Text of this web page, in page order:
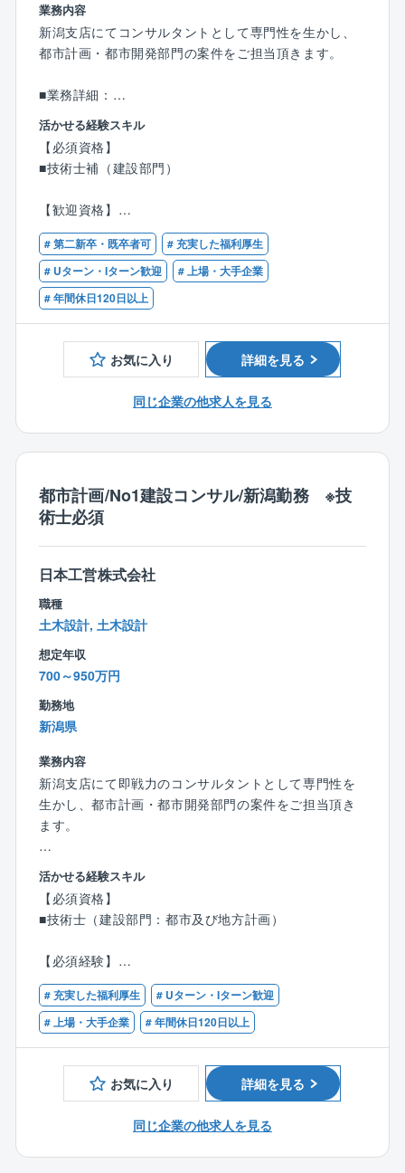
部門からアドバイスを頂くこともございます。
またチームで動くことが多い仕事ですので、チーム力
の高い組織で働きたい方にはお勧めです。
業務内容
新潟支店にてコンサルタントとして専門性を生かし、
都市計画・都市開発部門の案件をご担当頂きます。
■業務詳細：
国・県・市町の構想・広域計画・マスタープラン、復
旧復興計画・支援、スマートシティ構想・計画、スマ
ート工業団地計画・設計、市街地再開発計画・設計、T
OD政策策定、観光計画、ウォーカブル計画等を中心と
■働く環境について
残業時間は、時期によってばらつきはありますが、平
均して月40時間程度です。
ノー残業デーや残業時間のアラートメール配信の他、
同社では働き方改革の取り組みとして下記のような取
り組みを実施しております。
◎サテライトオフィス勤務の導入（首都圏に6カ所設
◎テレワーク勤務の導入（月10日まで）
◎スタンディングミーティングの実施
◎その他
「健康経営優良法人（ホワイト500）」（大規模法人部
門）に7年連続で認定！
社員の健康維持・向上を図る取り組みを積極的に展
開。
大企業認定は497社でそのうちの1社に入り、業界内で
は先駆けて健康増進に取り組んでいます。
■組織風土：
同社の強みは「総合力」と「チームとしてのまとま
り」。
交通運輸・農業・環境・地盤・情報・電力など、同社
部門からアドバイスを頂くこともございます。
またチームで動くことが多い仕事ですので、チーム力
の高い組織で働きたい方にはお勧めです。
活かせる経験スキル
【必須資格】
■技術士補（建設部門）
【歓迎資格】
■技術士（建設部門：都市及び地方計画）
■RCCM（都市計画及び地方計画）
【必須経験】
下記いずれかのご経験
■建設コンサルタントでの経験
# 第二新卒・既卒者可
# 充実した福利厚生
# Uターン・Iターン歓迎
# 上場・大手企業
# 年間休日120日以上
お気に入り 詳細を見る
同じ企業の他求人を見る
都市計画/No1建設コンサル/新潟勤務 ※技
術士必須
日本工営株式会社
職種
土木設計, 土木設計
想定年収
700～950万円
勤務地
新潟県
業務内容
新潟支店にて即戦力のコンサルタントとして専門性を
生かし、都市計画・都市開発部門の案件をご担当頂き
ます。
■業務詳細：
国・県・市町の構想・広域計画・マスタープラン、復
旧復興計画・支援、スマートシティ構想・計画、スマ
ート工業団地計画・設計、市街地再開発計画・設計、T
した計画・開発業務
■働く環境について
残業時間は、時期によってばらつきはありますが、平
均して月40時間程度です。
ノー残業デーや残業時間のアラートメール配信の他、
同社では働き方改革の取り組みとして下記のような取
り組みを実施しております。
◎サテライトオフィス勤務の導入（首都圏に6カ所設
置）
活かせる経験スキル
【必須資格】
■技術士（建設部門：都市及び地方計画）
【必須経験】
■都市計画・開発に関する分野での専門的経験
■建設コンサルタントでの経験
【学歴】
■大学卒以上
# 充実した福利厚生
# Uターン・Iターン歓迎
# 上場・大手企業
# 年間休日120日以上
お気に入り 詳細を見る
同じ企業の他求人を見る